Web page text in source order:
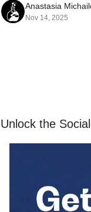
Anastasia
Nov 14, 2025
Unlock the